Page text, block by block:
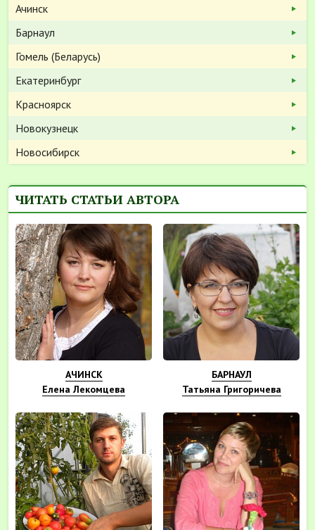
Ачинск
Барнаул
Гомель (Беларусь)
Екатеринбург
Красноярск
Новокузнецк
Новосибирск
ЧИТАТЬ СТАТЬИ АВТОРА
АЧИНСК
Елена Лекомцева
БАРНАУЛ
Татьяна Григоричева